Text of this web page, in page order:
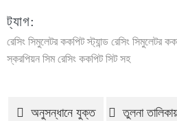
ট্যাগ:
রেসিং সিমুলেটর ককপিট স্ট্যান্ড রেসিং সিমুলেটর
স্করপিয়ন সিম রেসিং ককপিট সিট সহ
অনুসন্ধানে যুক্ত
তুলনা